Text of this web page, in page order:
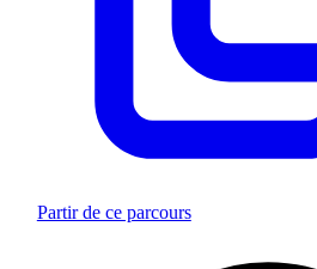
Partir de ce parcours